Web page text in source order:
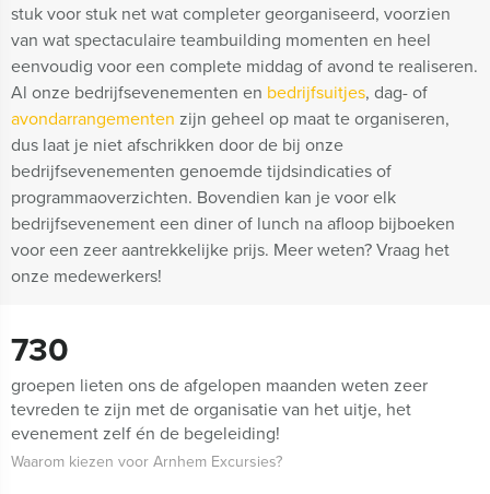
stuk voor stuk net wat completer georganiseerd, voorzien
van wat spectaculaire teambuilding momenten en heel
eenvoudig voor een complete middag of avond te realiseren.
Al onze bedrijfsevenementen en bedrijfsuitjes, dag- of
avondarrangementen zijn geheel op maat te organiseren,
dus laat je niet afschrikken door de bij onze
bedrijfsevenementen genoemde tijdsindicaties of
programmaoverzichten. Bovendien kan je voor elk
bedrijfsevenement een diner of lunch na afloop bijboeken
voor een zeer aantrekkelijke prijs. Meer weten? Vraag het
onze medewerkers!
730
groepen lieten ons de afgelopen maanden weten zeer
tevreden te zijn met de organisatie van het uitje, het
evenement zelf én de begeleiding!
Waarom kiezen voor Arnhem Excursies?